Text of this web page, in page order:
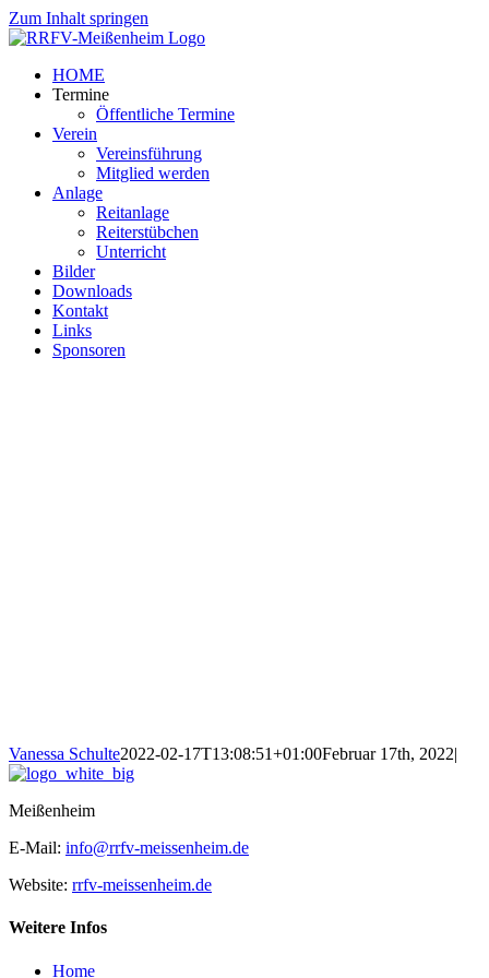
Zum Inhalt springen
HOME
Termine
Öffentliche Termine
Verein
Vereinsführung
Mitglied werden
Anlage
Reitanlage
Reiterstübchen
Unterricht
Bilder
Downloads
Kontakt
Links
Sponsoren
Vanessa Schulte2022-02-17T13:08:51+01:00Februar 17th, 2022|
Meißenheim
E-Mail: info@rrfv-meissenheim.de
Website: rrfv-meissenheim.de
Weitere Infos
Home